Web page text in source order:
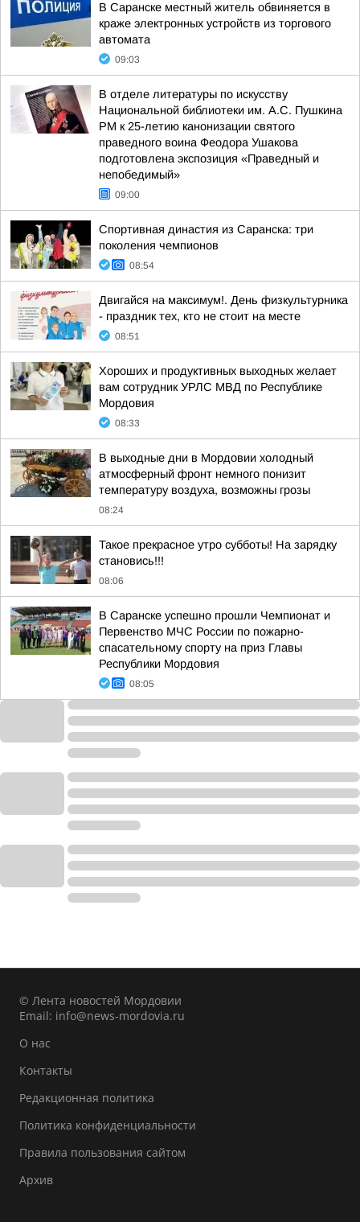
В Саранске местный житель обвиняется в
краже электронных устройств из торгового
автомата
09:03
В отделе литературы по искусству
Национальной библиотеки им. А.С. Пушкина
РМ к 25-летию канонизации святого
праведного воина Феодора Ушакова
подготовлена экспозиция «Праведный и
непобедимый»
09:00
Спортивная династия из Саранска: три
поколения чемпионов
08:54
Двигайся на максимум!. День физкультурника
- праздник тех, кто не стоит на месте
08:51
Хороших и продуктивных выходных желает
вам сотрудник УРЛС МВД по Республике
Мордовия
08:33
В выходные дни в Мордовии холодный
атмосферный фронт немного понизит
температуру воздуха, возможны грозы
08:24
Такое прекрасное утро субботы! На зарядку
становись!!!
08:06
В Саранске успешно прошли Чемпионат и
Первенство МЧС России по пожарно-
спасательному спорту на приз Главы
Республики Мордовия
08:05
© Лента новостей Мордовии
Email: info@news-mordovia.ru
О нас
Контакты
Редакционная политика
Политика конфиденциальности
Правила пользования сайтом
Архив